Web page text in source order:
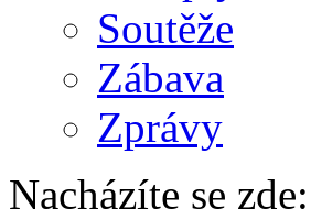
Soutěže
Zábava
Zprávy
Nacházíte se zde: